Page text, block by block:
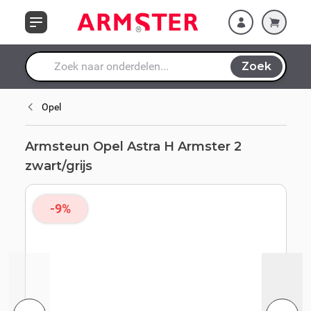
Waar ben je naar op zoek?
Zoek
Opel
Armsteun Opel Astra H Armster 2
zwart/grijs
-9%